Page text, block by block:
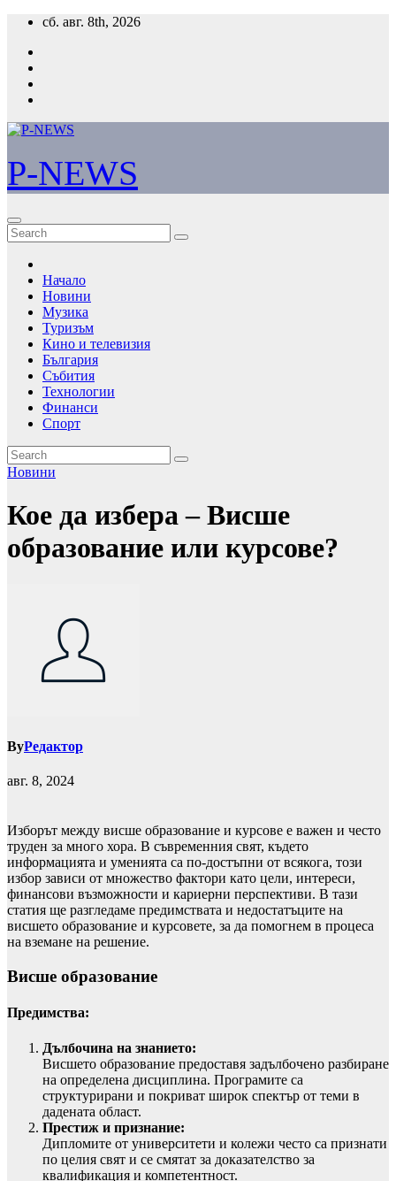
Skip
content
сб. авг. 8th, 2026
P-NEWS
Начало
Новини
Музика
Туризъм
Кино и телевизия
България
Събития
Технологии
Финанси
Спорт
Новини
Кое да избера – Висше
образование или курсове?
ByРедактор
авг. 8, 2024
Изборът между висше образование и курсове е важен и често
труден за много хора. В съвременния свят, където
информацията и уменията са по-достъпни от всякога, този
избор зависи от множество фактори като цели, интереси,
финансови възможности и кариерни перспективи. В тази
статия ще разгледаме предимствата и недостатъците на
висшето образование и курсовете, за да помогнем в процеса
на вземане на решение.
Висше образование
Предимства:
Дълбочина на знанието:
Висшето образование предоставя задълбочено разбиране
на определена дисциплина. Програмите са
структурирани и покриват широк спектър от теми в
дадената област.
Престиж и признание:
Дипломите от университети и колежи често са признати
по целия свят и се смятат за доказателство за
квалификация и компетентност.